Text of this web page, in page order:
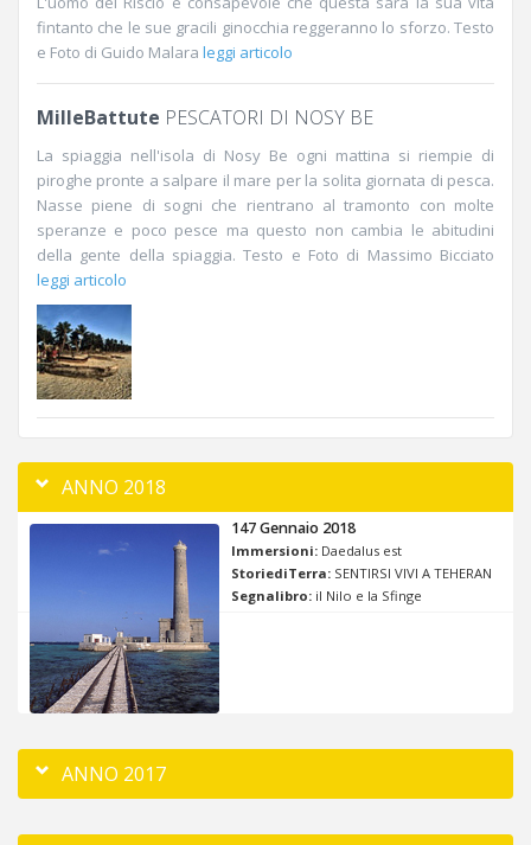
fintanto che le sue gracili ginocchia reggeranno lo sforzo. Testo
e Foto di Guido Malara leggi articolo
MilleBattute PESCATORI DI NOSY BE
La spiaggia nell'isola di Nosy Be ogni mattina si riempie di
piroghe pronte a salpare il mare per la solita giornata di pesca.
Nasse piene di sogni che rientrano al tramonto con molte
speranze e poco pesce ma questo non cambia le abitudini
della gente della spiaggia. Testo e Foto di Massimo Bicciato
leggi articolo
ANNO 2018
147 Gennaio 2018
Immersioni: Daedalus est
StoriediTerra: SENTIRSI VIVI A TEHERAN
Segnalibro: il Nilo e la Sfinge
ANNO 2017